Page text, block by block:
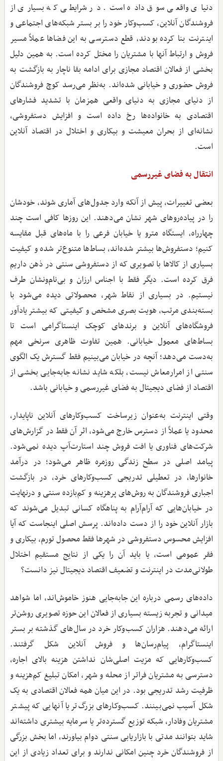
دنیای واقعی سوق داده است. در شرایطی که بسیاری از
فروشندگان آنلاین، کسب‌وکار خود را بر بستر شبکه‌های اجتماعی و
اینترنت بنا کرده بودند، قطع دسترسی به این فضاها عملاً مسیر
فروش و ارتباط آنها با مشتریان را مختل کرده است. به همین دلیل
بخشی از فعالان اقتصاد مجازی برای ادامه بقا ناچار به بازگشت به
فروش حضوری و خیابانی شده‌اند. به‌نظر می‌رسد کوچ فروشندگان
از دنیای مجازی به دنیای واقعی همزمان با تشدید فشارهای
اقتصادی به خانواده‌ها رخ داده است و افزایش دستفروشی،
نشانه‌ای از بحران معیشت و بیکاری و اختلال در اقتصاد آنلاین
است.
انتقال به فضای غیررسمی
بعضی تغییرات، پیش از آنکه وارد جدول‌های آماری شوند، خودشان
را در پیاده‌روهای شهر نشان می‌دهند. این روزها کافی است چند
چهارراه، ایستگاه مترو یا خیابان فرعی را با ماه‌های قبل مقایسه
کنیم؛ دستفروش‌ها بیشتر شده‌اند، بساط‌ها متنوع‌تر شده و کیفیت
بسیاری از کالاها با تصویری که از دستفروشی سنتی در ذهن داریم
فرق کرده است. دیگر فقط با اجناس ارزان و بی‌نام‌ونشان طرف
نیستیم. در بسیاری از نقاط شهر، محصولاتی دیده می‌شود با
بسته‌بندی مرتب، هویت بصری مشخص و کیفیتی که بیشتر یادآور
فروشگاه‌های آنلاین و برندهای کوچک اینستاگرامی است تا
بساط‌های معمول خیابانی. همین تفاوت ظاهری سرنخی مهم
به‌دست می‌دهد؛ آنچه در خیابان می‌بینیم فقط گسترش یک الگوی
سنتی از امرارمعاش نیست، بلکه شاید نشانه جابه‌جایی بخشی از
اقتصاد از فضای دیجیتال به فضای غیررسمی و خیابانی باشد.
وقتی اینترنت به‌عنوان زیرساخت کسب‌وکارهای آنلاین ناپایدار،
محدود یا عملاً از دسترس خارج می‌شود، اثر آن فقط در گزارش‌های
شرکت‌های فناوری یا افت فروش چند استارت‌آپ دیده نمی‌شود.
پیامد اصلی در سطح زندگی روزمره ظاهر می‌شود؛ در درآمد
خانوارها، در تعطیلی تدریجی کسب‌وکارهای خرد، در بازگشت
اجباری فروشندگان به روش‌های پرهزینه و کم‌بازده سنتی و درنهایت
در خیابان‌هایی که آرام‌آرام به پناهگاه کسانی تبدیل می‌شوند که
بازار آنلاین خود را از دست داده‌اند. پرسش اصلی اینجاست که آیا
افزایش محسوس دستفروشی در شهرها فقط محصول تورم، بیکاری و
فقر عمومی است، یا باید آن را یکی از نتایج مستقیم اختلال
طولانی‌مدت در اینترنت و تضعیف اقتصاد دیجیتال نیز دانست؟
داده‌های رسمی درباره این جابه‌جایی هنوز خاموش‌اند، اما شواهد
میدانی و تجربه زیسته بسیاری از فعالان این حوزه تصویری روشن‌تر
ارائه می‌دهند. هزاران کسب‌وکار خرد در سال‌های گذشته بر بستر
اینستاگرام، پیام‌رسان‌ها و فروش آنلاین شکل گرفتند.
کسب‌وکارهایی که مزیت اصلی‌شان نداشتن هزینه بالای اجاره،
دسترسی به مشتریان فراتر از محله و شهر، امکان تبلیغ کم‌هزینه و
ظرفیت رشد تدریجی بود. در این میان همه فعالان اقتصادی به یک
شکل آسیب نمی‌بینند. کسب‌وکارهای بزرگ‌تر یا آنهایی که پیشتر
مشتریان وفادار، شبکه توزیع گسترده‌تر یا سرمایه بیشتری داشته‌اند
شاید بتوانند مدتی با بازاریابی سنتی دوام بیاورند، اما بخش بزرگی
از فروشندگان خرد چنین امکانی ندارند و برای تعداد زیادی از این